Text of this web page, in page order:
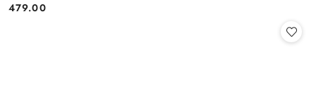
Cena:
479.00